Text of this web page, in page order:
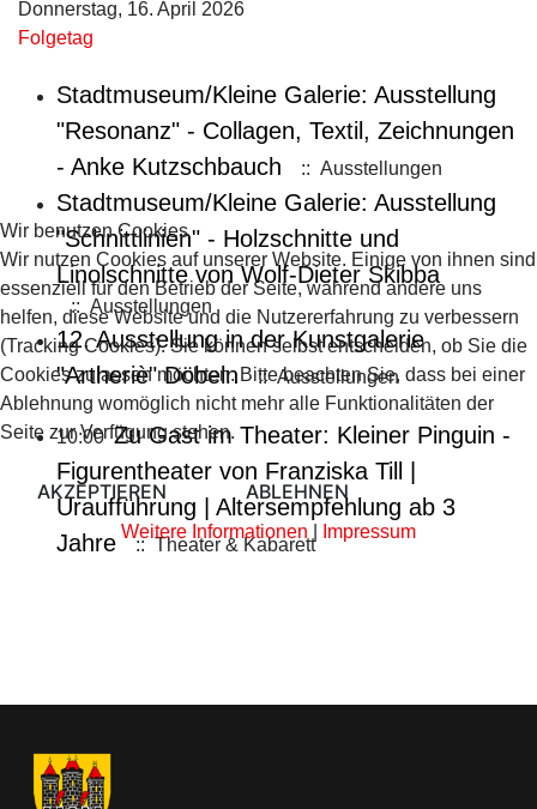
Donnerstag, 16. April 2026
Folgetag
Stadtmuseum/Kleine Galerie: Ausstellung
"Resonanz" - Collagen, Textil, Zeichnungen
- Anke Kutzschbauch
:: Ausstellungen
Stadtmuseum/Kleine Galerie: Ausstellung
"Schnittlinien" - Holzschnitte und
Linolschnitte von Wolf-Dieter Skibba
:: Ausstellungen
12. Ausstellung in der Kunstgalerie
"Artheriè" Döbeln :: Ausstellungen
10:00Zu Gast im Theater: Kleiner Pinguin -
Figurentheater von Franziska Till |
Uraufführung | Altersempfehlung ab 3
Jahre :: Theater & Kabarett
Wir benutzen Cookies
Wir nutzen Cookies auf unserer Website. Einige von ihnen sind
essenziell für den Betrieb der Seite, während andere uns
helfen, diese Website und die Nutzererfahrung zu verbessern
(Tracking Cookies). Sie können selbst entscheiden, ob Sie die
Cookies zulassen möchten. Bitte beachten Sie, dass bei einer
Ablehnung womöglich nicht mehr alle Funktionalitäten der
Seite zur Verfügung stehen.
AKZEPTIEREN ABLEHNEN
Weitere Informationen Impressum